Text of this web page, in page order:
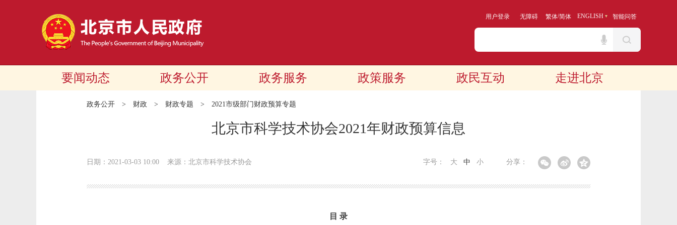
用户登录 无障碍 繁体/简体 ENGLISH 智能问答
要闻动态 政务公开 政务服务 政策服务 政民互动 走进北京
政务公开 > 财政 > 财政专题 > 2021市级部门财政预算专题
北京市科学技术协会2021年财政预算信息
日期：2021-03-03 10:00 来源：北京市科学技术协会 分享：
字号： 大 中 小
目 录